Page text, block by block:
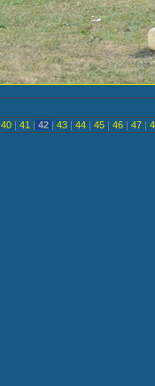
40 | 41 | 42 | 43 | 44 | 45 | 46 | 47 |